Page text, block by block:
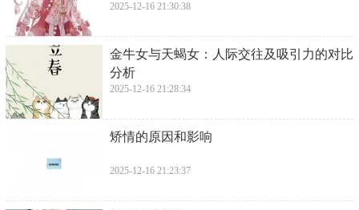
2025-12-16 21:30:38
​金牛女与天蝎女：人际交往及吸引力的对比
分析
2025-12-16 21:28:34
​矫情的原因和影响
2025-12-16 21:23:37